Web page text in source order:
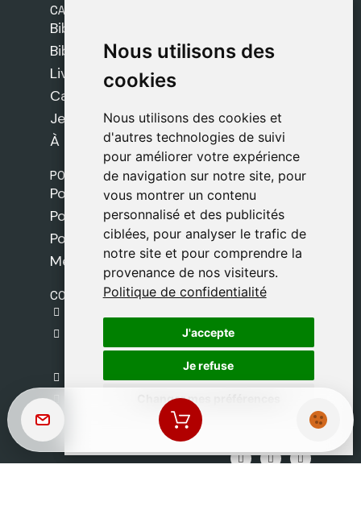
Nous utilisons des
cookies
Nous utilisons des cookies et
d'autres technologies de suivi
pour améliorer votre expérience
de navigation sur notre site, pour
vous montrer un contenu
personnalisé et des publicités
ciblées, pour analyser le trafic de
notre site et pour comprendre la
provenance de nos visiteurs.
Politique de confidentialité
J'accepte
Je refuse
Changer mes préférences
Nous utilisons des
cookies
Nous utilisons des cookies et
d'autres technologies de suivi
pour améliorer votre expérience
de navigation sur notre site, pour
vous montrer un contenu
personnalisé et des publicités
ciblées, pour analyser le trafic de
notre site et pour comprendre la
provenance de nos visiteurs.
Politique de confidentialité
J'accepte
Je refuse
Changer mes préférences
CATÉGORIES
Bibles Safeliz
Bibles
Livres
Cadeaux
Jeux
À propos de nous
POLITIQUES
Politique de livraison
Politique de cookies
Politique de confidentialité
Mentions légales
CONTACT
C. del Pradillo, 6, 28770 Colmenar Viejo,
Madrid
+34 918 459 877